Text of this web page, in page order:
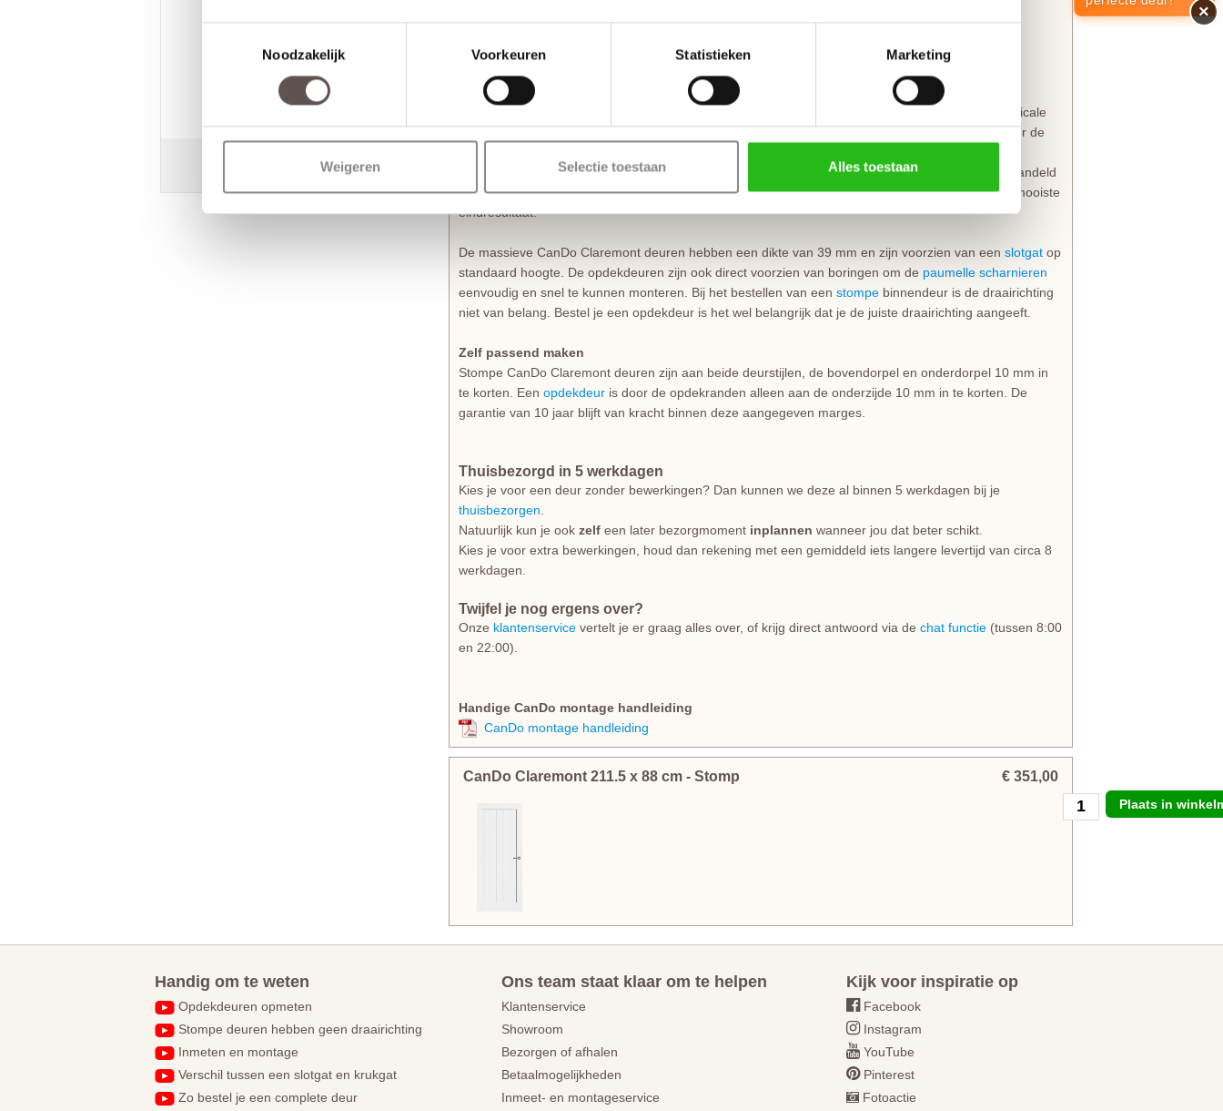
Noodzakelijk
Voorkeuren Statistieken Marketing
Weigeren Selectie toestaan Alles toestaan
N. Roekamp
Bestellen is mogelijk onder voorbehoud van de resterende voorraad.
Sfeervolle MDF-deuren
De CanDo Claremont binnendeur is voorzien van diepe profielen aan de deurstijlen en mooie verticale
groeven in het deurpaneel. Dit staat garant voor een eigentijdse uitstraling wat kenmerkend is voor de
combineren met elkaar en passen bij elk interieur. Deze sterke MDF-deuren zijn rondom voorbehandeld
met een witte grondverf. Licht opschuren, ontvetten en tweemaal aflakken is het advies voor het mooiste
eindresultaat.
De massieve CanDo Claremont deuren hebben een dikte van 39 mm en zijn voorzien van een slotgat op
standaard hoogte. De opdekdeuren zijn ook direct voorzien van boringen om de paumelle scharnieren
eenvoudig en snel te kunnen monteren. Bij het bestellen van een stompe binnendeur is de draairichting
niet van belang. Bestel je een opdekdeur is het wel belangrijk dat je de juiste draairichting aangeeft.
Zelf passend maken
Stompe CanDo Claremont deuren zijn aan beide deurstijlen, de bovendorpel en onderdorpel 10 mm in
te korten. Een opdekdeur is door de opdekranden alleen aan de onderzijde 10 mm in te korten. De
garantie van 10 jaar blijft van kracht binnen deze aangegeven marges.
Thuisbezorgd in 5 werkdagen
Kies je voor een deur zonder bewerkingen? Dan kunnen we deze al binnen 5 werkdagen bij je
thuisbezorgen
Natuurlijk kun je ook zelf een later bezorgmoment inplannen wanneer jou dat beter schikt.
Kies je voor extra bewerkingen, houd dan rekening met een gemiddeld iets langere levertijd van circa 8
werkdagen.
Twijfel je nog ergens over?
Onze klantenservice vertelt je er graag alles over, of krijg direct antwoord via de chat functie (tussen 8:00
en 22:00).
Handige CanDo montage handleiding
CanDo montage handleiding
CanDo Claremont 211.5 x 88 cm - Stomp € 351,00
Plaats in
Handig om te weten
Opdekdeuren opmeten
Stompe deuren hebben geen draairichting
Inmeten en montage
Verschil tussen een slotgat en krukgat
Zo bestel je een complete deur
Ons team staat klaar om te helpen
Klantenservice
Showroom
Bezorgen of afhalen
Betaalmogelijkheden
Inmeet- en montageservice
Kijk voor inspiratie op
Facebook
Instagram
YouTube
Pinterest
Fotoactie
×